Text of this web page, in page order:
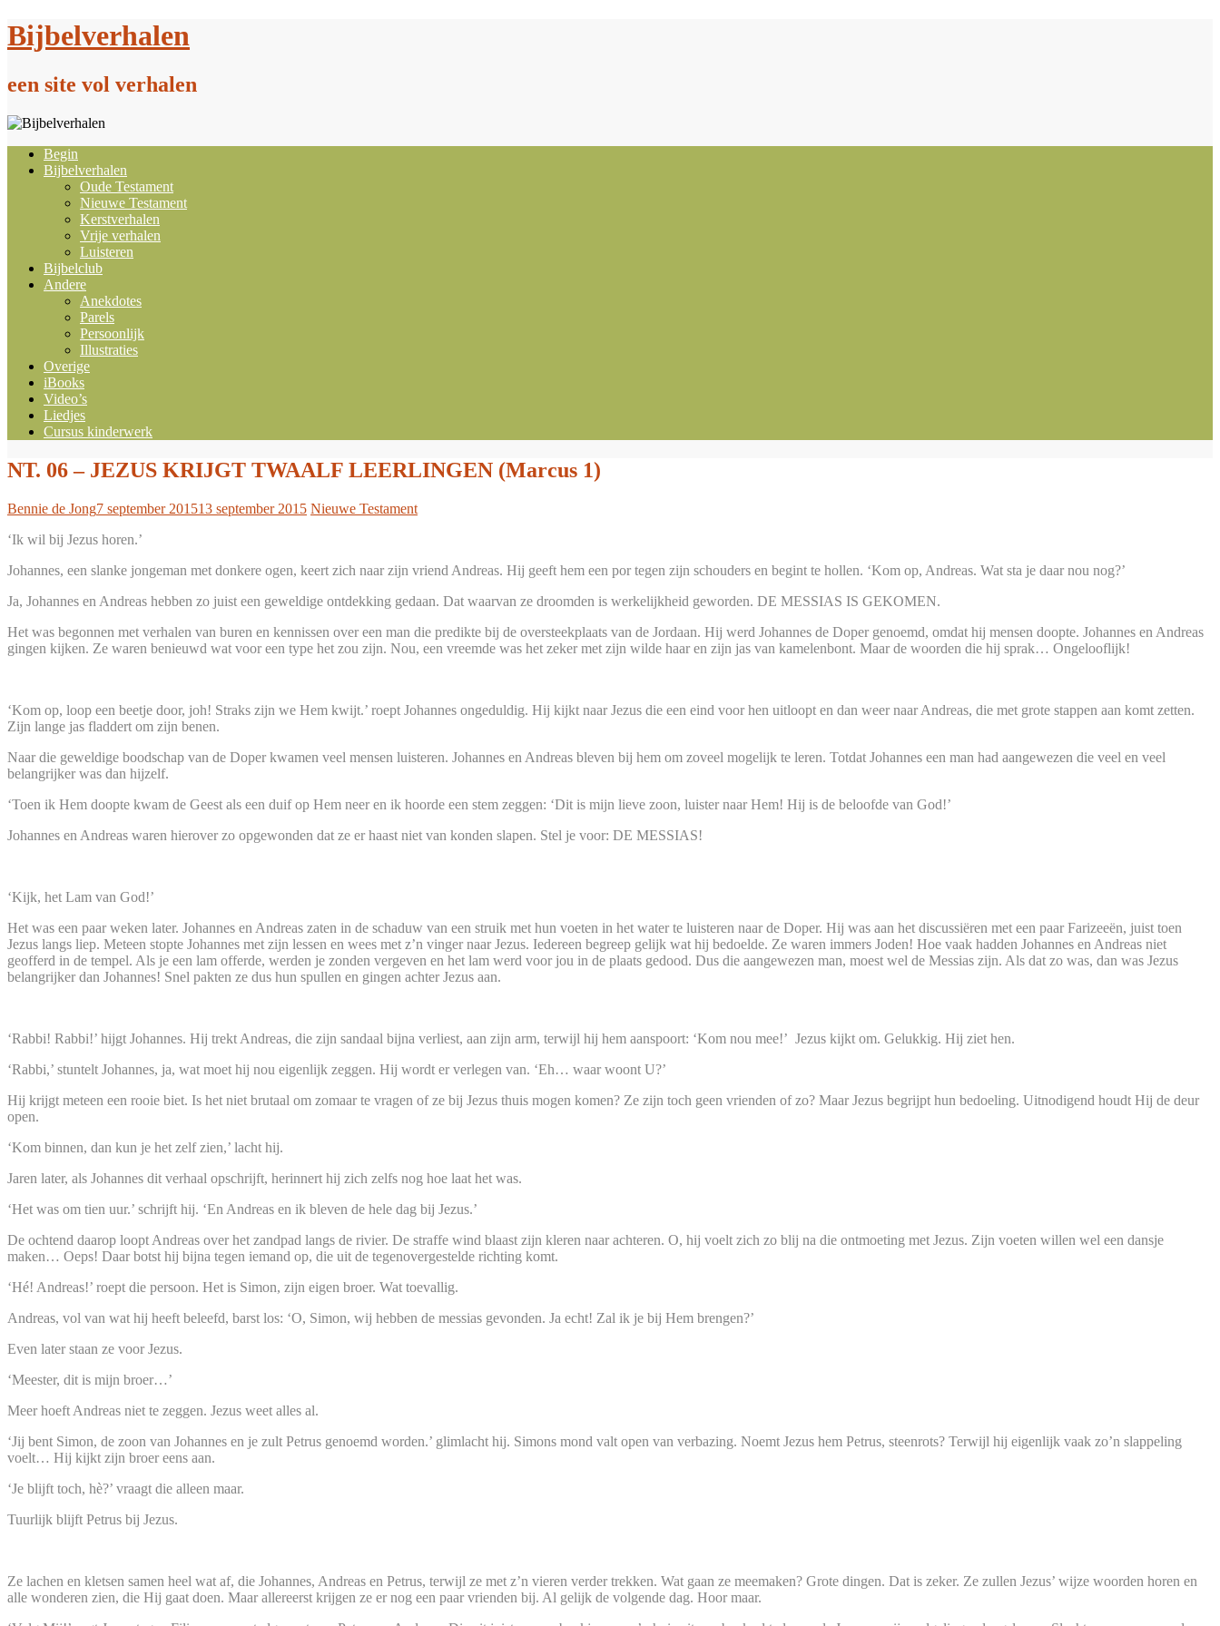
Doorgaan
naar
Bijbelverhalen
een site vol verhalen
Begin
Bijbelverhalen
Oude Testament
Nieuwe Testament
Kerstverhalen
Vrije verhalen
Luisteren
Bijbelclub
Andere
Anekdotes
Parels
Persoonlijk
Illustraties
Overige
iBooks
Video’s
Liedjes
Cursus kinderwerk
NT. 06 – JEZUS KRIJGT TWAALF LEERLINGEN (Marcus 1)
Bennie de Jong7 september 201513 september 2015 Nieuwe Testament
‘Ik wil bij Jezus horen.’
Johannes, een slanke jongeman met donkere ogen, keert zich naar zijn vriend Andreas. Hij geeft hem een por tegen zijn schouders en begint te hollen. ‘Kom op, Andreas. Wat sta je daar nou nog?’
Ja, Johannes en Andreas hebben zo juist een geweldige ontdekking gedaan. Dat waarvan ze droomden is werkelijkheid geworden. DE MESSIAS IS GEKOMEN.
Het was begonnen met verhalen van buren en kennissen over een man die predikte bij de oversteekplaats van de Jordaan. Hij werd Johannes de Doper genoemd, omdat hij mensen doopte. Johannes en Andreas
gingen kijken. Ze waren benieuwd wat voor een type het zou zijn. Nou, een vreemde was het zeker met zijn wilde haar en zijn jas van kamelenbont. Maar de woorden die hij sprak… Ongelooflijk!
‘Kom op, loop een beetje door, joh! Straks zijn we Hem kwijt.’ roept Johannes ongeduldig. Hij kijkt naar Jezus die een eind voor hen uitloopt en dan weer naar Andreas, die met grote stappen aan komt zetten.
Zijn lange jas fladdert om zijn benen.
Naar die geweldige boodschap van de Doper kwamen veel mensen luisteren. Johannes en Andreas bleven bij hem om zoveel mogelijk te leren. Totdat Johannes een man had aangewezen die veel en veel
belangrijker was dan hijzelf.
‘Toen ik Hem doopte kwam de Geest als een duif op Hem neer en ik hoorde een stem zeggen: ‘Dit is mijn lieve zoon, luister naar Hem! Hij is de beloofde van God!’
Johannes en Andreas waren hierover zo opgewonden dat ze er haast niet van konden slapen. Stel je voor: DE MESSIAS!
‘Kijk, het Lam van God!’
Het was een paar weken later. Johannes en Andreas zaten in de schaduw van een struik met hun voeten in het water te luisteren naar de Doper. Hij was aan het discussiëren met een paar Farizeeën, juist toen
Jezus langs liep. Meteen stopte Johannes met zijn lessen en wees met z’n vinger naar Jezus. Iedereen begreep gelijk wat hij bedoelde. Ze waren immers Joden! Hoe vaak hadden Johannes en Andreas niet
geofferd in de tempel. Als je een lam offerde, werden je zonden vergeven en het lam werd voor jou in de plaats gedood. Dus die aangewezen man, moest wel de Messias zijn. Als dat zo was, dan was Jezus
belangrijker dan Johannes! Snel pakten ze dus hun spullen en gingen achter Jezus aan.
‘Rabbi! Rabbi!’ hijgt Johannes. Hij trekt Andreas, die zijn sandaal bijna verliest, aan zijn arm, terwijl hij hem aanspoort: ‘Kom nou mee!’ Jezus kijkt om. Gelukkig. Hij ziet hen.
‘Rabbi,’ stuntelt Johannes, ja, wat moet hij nou eigenlijk zeggen. Hij wordt er verlegen van. ‘Eh… waar woont U?’
Hij krijgt meteen een rooie biet. Is het niet brutaal om zomaar te vragen of ze bij Jezus thuis mogen komen? Ze zijn toch geen vrienden of zo? Maar Jezus begrijpt hun bedoeling. Uitnodigend houdt Hij de deur
open.
‘Kom binnen, dan kun je het zelf zien,’ lacht hij.
Jaren later, als Johannes dit verhaal opschrijft, herinnert hij zich zelfs nog hoe laat het was.
‘Het was om tien uur.’ schrijft hij. ‘En Andreas en ik bleven de hele dag bij Jezus.’
De ochtend daarop loopt Andreas over het zandpad langs de rivier. De straffe wind blaast zijn kleren naar achteren. O, hij voelt zich zo blij na die ontmoeting met Jezus. Zijn voeten willen wel een dansje
maken… Oeps! Daar botst hij bijna tegen iemand op, die uit de tegenovergestelde richting komt.
‘Hé! Andreas!’ roept die persoon. Het is Simon, zijn eigen broer. Wat toevallig.
Andreas, vol van wat hij heeft beleefd, barst los: ‘O, Simon, wij hebben de messias gevonden. Ja echt! Zal ik je bij Hem brengen?’
Even later staan ze voor Jezus.
‘Meester, dit is mijn broer…’
Meer hoeft Andreas niet te zeggen. Jezus weet alles al.
‘Jij bent Simon, de zoon van Johannes en je zult Petrus genoemd worden.’ glimlacht hij. Simons mond valt open van verbazing. Noemt Jezus hem Petrus, steenrots? Terwijl hij eigenlijk vaak zo’n slappeling
voelt… Hij kijkt zijn broer eens aan.
‘Je blijft toch, hè?’ vraagt die alleen maar.
Tuurlijk blijft Petrus bij Jezus.
Ze lachen en kletsen samen heel wat af, die Johannes, Andreas en Petrus, terwijl ze met z’n vieren verder trekken. Wat gaan ze meemaken? Grote dingen. Dat is zeker. Ze zullen Jezus’ wijze woorden horen en
alle wonderen zien, die Hij gaat doen. Maar allereerst krijgen ze er nog een paar vrienden bij. Al gelijk de volgende dag. Hoor maar.